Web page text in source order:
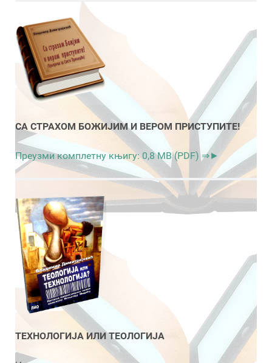
СА СТРАХОМ БОЖИЈИМ И ВЕРОМ ПРИСТУПИТЕ!
Преузми комплетну књигу: 0,8 MB (PDF) ⇒►
ТЕХНОЛОГИЈА ИЛИ ТЕОЛОГИЈА